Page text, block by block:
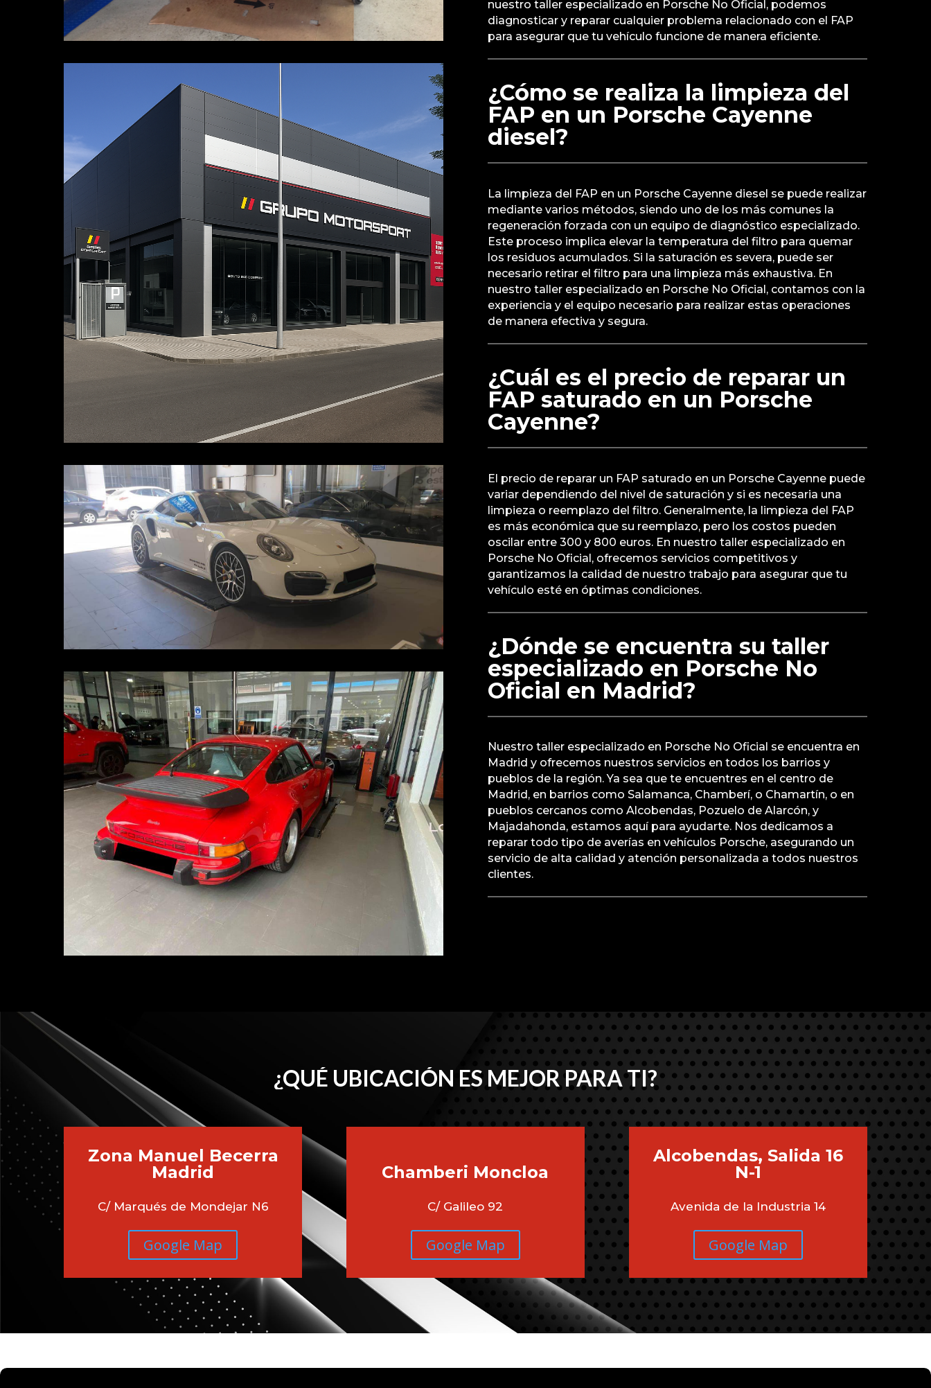
nuestro taller especializado en Porsche No Oficial, podemos
diagnosticar y reparar cualquier problema relacionado con el FAP
para asegurar que tu vehículo funcione de manera eficiente.
¿Cómo se realiza la limpieza del
FAP en un Porsche Cayenne
diesel?
La limpieza del FAP en un Porsche Cayenne diesel se puede realizar
mediante varios métodos, siendo uno de los más comunes la
regeneración forzada con un equipo de diagnóstico especializado.
Este proceso implica elevar la temperatura del filtro para quemar
los residuos acumulados. Si la saturación es severa, puede ser
necesario retirar el filtro para una limpieza más exhaustiva. En
nuestro taller especializado en Porsche No Oficial, contamos con la
experiencia y el equipo necesario para realizar estas operaciones
de manera efectiva y segura.
¿Cuál es el precio de reparar un
FAP saturado en un Porsche
Cayenne?
El precio de reparar un FAP saturado en un Porsche Cayenne puede
variar dependiendo del nivel de saturación y si es necesaria una
limpieza o reemplazo del filtro. Generalmente, la limpieza del FAP
es más económica que su reemplazo, pero los costos pueden
oscilar entre 300 y 800 euros. En nuestro taller especializado en
Porsche No Oficial, ofrecemos servicios competitivos y
garantizamos la calidad de nuestro trabajo para asegurar que tu
vehículo esté en óptimas condiciones.
¿Dónde se encuentra su taller
especializado en Porsche No
Oficial en Madrid?
Nuestro taller especializado en Porsche No Oficial se encuentra en
Madrid y ofrecemos nuestros servicios en todos los barrios y
pueblos de la región. Ya sea que te encuentres en el centro de
Madrid, en barrios como Salamanca, Chamberí, o Chamartín, o en
pueblos cercanos como Alcobendas, Pozuelo de Alarcón, y
Majadahonda, estamos aquí para ayudarte. Nos dedicamos a
reparar todo tipo de averías en vehículos Porsche, asegurando un
servicio de alta calidad y atención personalizada a todos nuestros
clientes.
¿QUÉ UBICACIÓN ES MEJOR PARA TI?
Zona Manuel Becerra
Madrid
C/ Marqués de Mondejar N6
Google Map
Chamberi Moncloa
C/ Galileo 92
Google Map
Alcobendas, Salida 16
N-1
Avenida de la Industria 14
Google Map